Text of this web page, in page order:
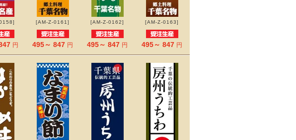
円
[AM-Z-0161]
495～ 847 円
[AM-Z-0162]
495～ 847 円
[AM-Z-0163]
495～ 847 円